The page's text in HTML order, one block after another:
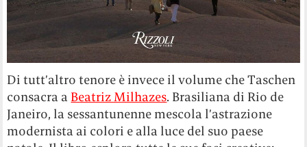
Di tutt’altro tenore è invece il volume che Taschen
consacra a Beatriz Milhazes. Brasiliana di Rio de
Janeiro, la sessantunenne mescola l’astrazione
modernista ai colori e alla luce del suo paese